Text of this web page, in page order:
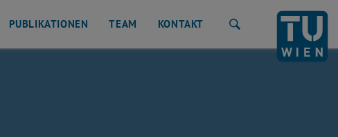
PUBLIKATIONEN TEAM KONTAKT